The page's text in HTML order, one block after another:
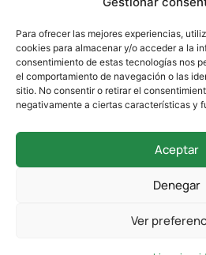
Para ofrecer las mejores experiencias,
cookies para almacenar y/o acceder a la
consentimiento de estas tecnologías nos
el comportamiento de navegación o las
sitio. No consentir o retirar el
negativamente a ciertas características y
Aceptar
Denegar
Ver
navegador para la próxima vez
La Llanilla, 102, 39012